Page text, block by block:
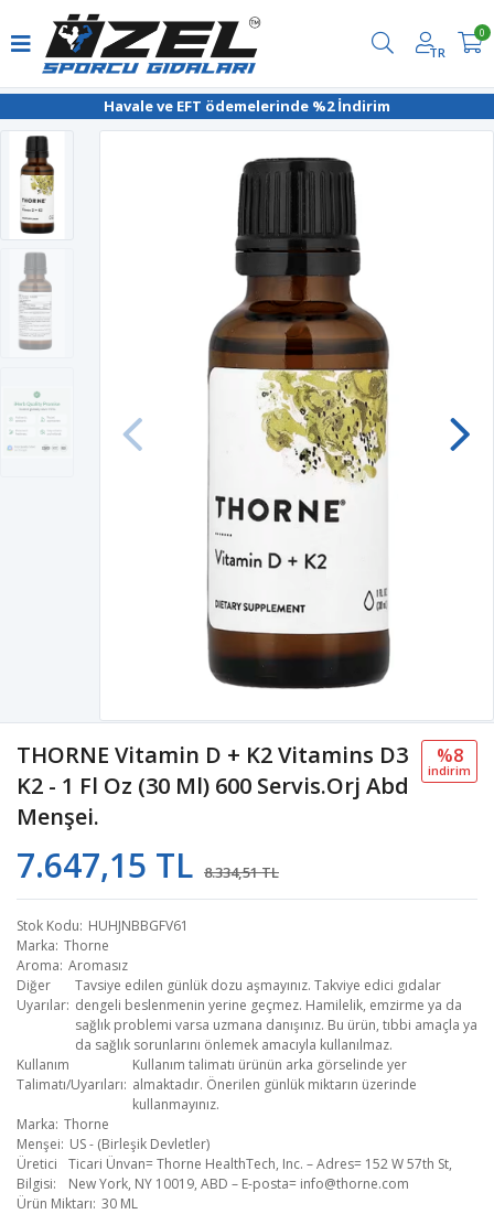
Havale ve EFT ödemelerinde %2 İndirim
TR
0
THORNE Vitamin D + K2 Vitamins D3
K2 - 1 Fl Oz (30 Ml) 600 Servis.Orj Abd
Menşei.
7.647,15 TL 8.334,51 TL
%8
i̇ndi̇ri̇m
Stok Kodu HUHJNBBGFV61
Marka Thorne
Aroma Aromasız
Diğer
Uyarılar
Tavsiye edilen günlük dozu aşmayınız. Takviye edici gıdalar
dengeli beslenmenin yerine geçmez. Hamilelik, emzirme ya da
sağlık problemi varsa uzmana danışınız. Bu ürün, tıbbi amaçla ya
da sağlık sorunlarını önlemek amacıyla kullanılmaz.
Kullanım
Talimatı/Uyarıları
Kullanım talimatı ürünün arka görselinde yer
almaktadır. Önerilen günlük miktarın üzerinde
kullanmayınız.
Marka Thorne
Menşei US - (Birleşik Devletler)
Üretici
Bilgisi
Ticari Ünvan= Thorne HealthTech, Inc. – Adres= 152 W 57th St,
New York, NY 10019, ABD – E-posta= info@thorne.com
Ürün Miktarı 30 ML